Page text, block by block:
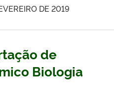
DE 2019
de
Biologia